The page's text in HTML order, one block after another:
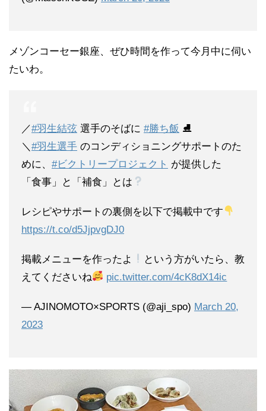
メゾンコーセー銀座、ぜひ時間を作って今月中に伺い
たいわ。
／#羽生結弦 選手のそばに #勝ち飯 ⛸
＼ #羽生選手 のコンディショニングサポートのた
めに、 #ビクトリープロジェクト が提供した
「食事」と「補食」とは
レシピやサポートの裏側を以下で掲載中です
https://t.co/d5JjpvgDJ0
掲載メニューを作ったよ
という方がいたら、教
えてくださいね
pic.twitter.com/4cK8dX14ic
— AJINOMOTO×SPORTS (@aji_spo) March 20,
2023